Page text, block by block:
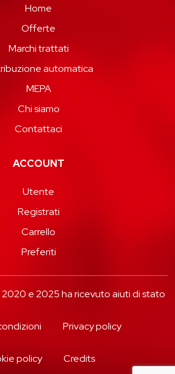
Home
Offerte
Marchi trattati
automatica
MEPA
Chi siamo
Contattaci
ACCOUNT
Utente
Registrati
Carrello
Preferiti
e 2025 ha ricevuto aiuti di stato
Privacy policy
policy Credits